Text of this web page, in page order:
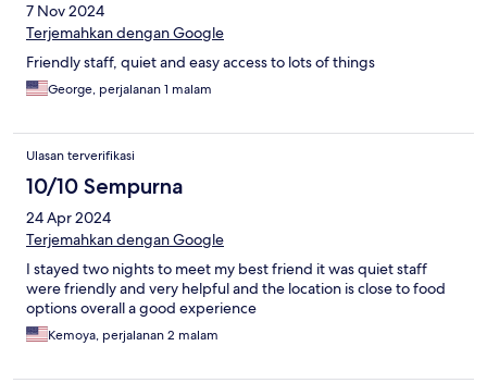
7 Nov 2024
Terjemahkan dengan Google
Friendly staff, quiet and easy access to lots of things
George, perjalanan 1 malam
Ulasan terverifikasi
10/10 Sempurna
24 Apr 2024
Terjemahkan dengan Google
I stayed two nights to meet my best friend it was quiet staff
were friendly and very helpful and the location is close to food
options overall a good experience
Kemoya, perjalanan 2 malam